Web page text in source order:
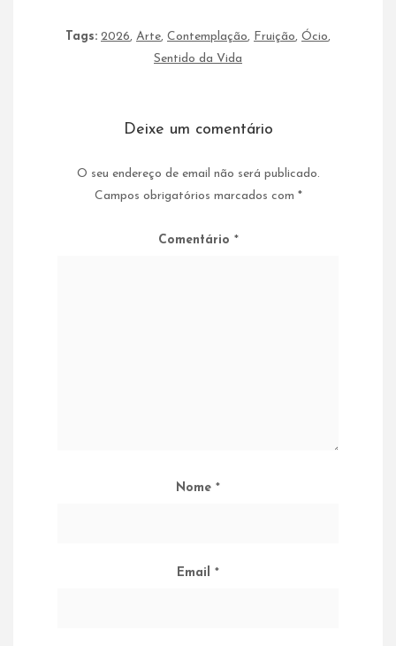
Tags: 2026, Arte, Contemplação, Fruição, Ócio,
Sentido da Vida
Deixe um comentário
O seu endereço de email não será publicado.
Campos obrigatórios marcados com *
Comentário *
Nome *
Email *